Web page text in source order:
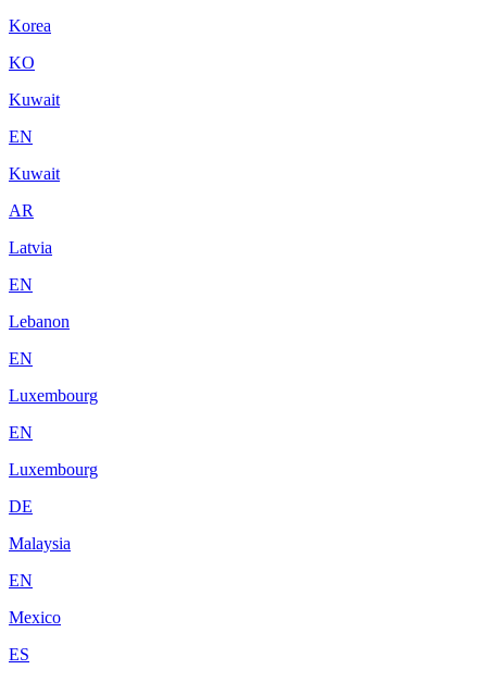
Korea
KO
Kuwait
EN
Kuwait
AR
Latvia
EN
Lebanon
EN
Luxembourg
EN
Luxembourg
DE
Malaysia
EN
Mexico
ES